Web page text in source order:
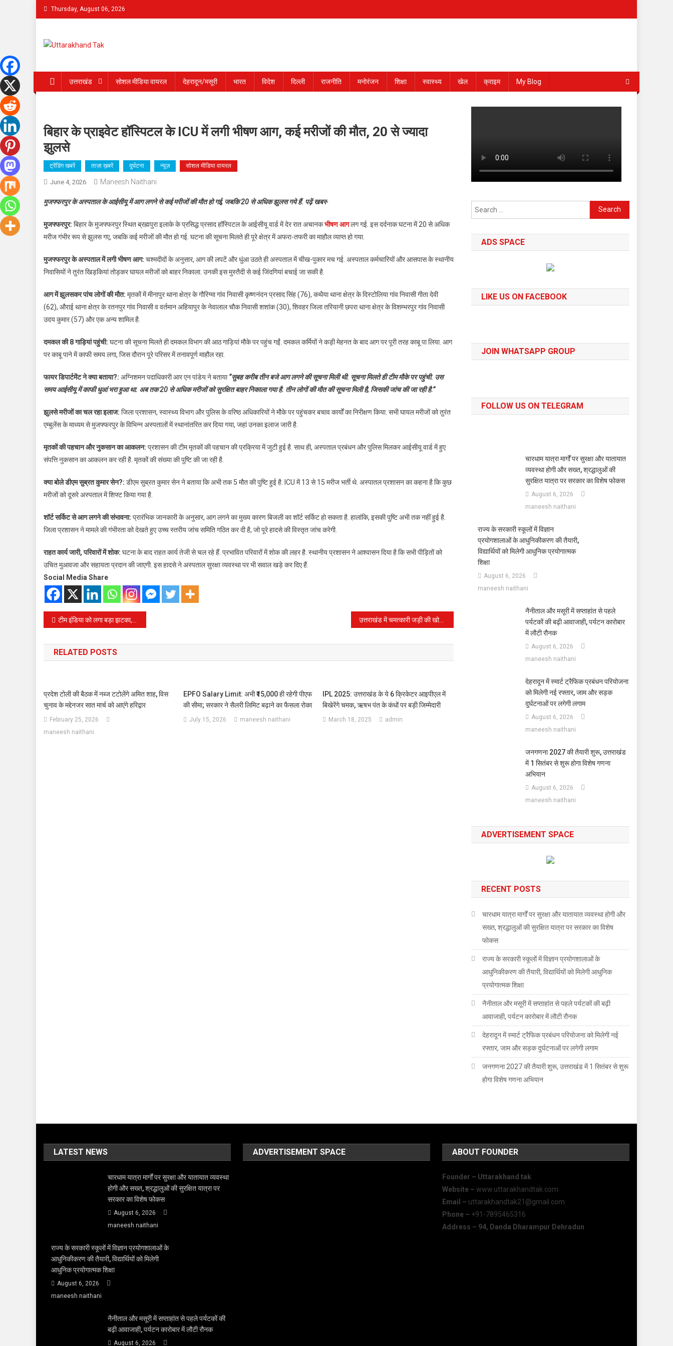
Skip
to
Thursday, August 06, 2026
उत्तराखंड सोशल मीडिया वायरल देहरादून/मसूरी भारत विदेश दिल्ली राजनीति मनोरंजन शिक्षा स्वास्थ्य खेल क्राइम My Blog
बिहार के प्राइवेट हॉस्पिटल के ICU में लगी भीषण आग, कई मरीजों की मौत, 20 से ज्यादा
झुलसे
ट्रेंडिंग खबरें ताज़ा ख़बरें दुर्घटना न्यूज़ सोशल मीडिया वायरल
June 4, 2026 Maneesh Naithani
मुजफ्फरपुर के अस्पताल के आईसीयू में आग लगने से कई मरीजों की मौत हो गई, जबकि 20 से अधिक झुलस गये हैं. पढ़ें खबर-
मुजफ्फरपुर: बिहार के मुजफ्फरपुर स्थित ब्रह्मपुरा इलाके के प्रसिद्ध प्रसाद हॉस्पिटल के आईसीयू वार्ड में देर रात अचानकभीषण आगलग गई. इस दर्दनाक घटना में 20 से अधिक
मरीज गंभीर रूप से झुलस गए, जबकि कई मरीजों की मौत हो गई. घटना की सूचना मिलते ही पूरे क्षेत्र में अफरा-तफरी का माहौल व्याप्त हो गया.
मुजफ्फरपुर के अस्पताल में लगी भीषण आग: चश्मदीदों के अनुसार, आग की लपटें और धुंआ उठते ही अस्पताल में चीख-पुकार मच गई. अस्पताल कर्मचारियों और आसपास के स्थानीय
निवासियों ने तुरंत खिड़कियां तोड़कर घायल मरीजों को बाहर निकाला. उनकी इस मुस्तैदी से कई जिंदगियां बचाई जा सकी है.
आग में झुलसकर पांच लोगों की मौत: मृतकों में मीनापुर थाना क्षेत्र के गौरिग्मा गांव निवासी कृष्णनंदन प्रसाद सिंह (76), कथैया थाना क्षेत्र के दिस्टोलिया गांव निवासी गीता देवी
(62), औराई थाना क्षेत्र के रतनपुर गांव निवासी व वर्तमान अहियापुर के नेवालाल चौक निवासी शशांक (30), शिवहर जिला तरियानी छपरा थाना क्षेत्र के विशम्भरपुर गांव निवासी
उदय कुमार (57) और एक अन्य शामिल है.
दमकल की 8 गाड़ियां पहुंची: घटना की सूचना मिलते ही दमकल विभाग की आठ गाड़ियां मौके पर पहुंच गईं. दमकल कर्मियों ने कड़ी मेहनत के बाद आग पर पूरी तरह काबू पा लिया. आग
पर काबू पाने में काफी समय लगा, जिस दौरान पूरे परिसर में तनावपूर्ण माहौल रहा.
फायर डिपार्टमेंट ने क्या बताया?: अग्निशमन पदाधिकारी आर एन पांडेय ने बताया”सुबह करीब तीन बजे आग लगने की सूचना मिली थी. सूचना मिलते ही टीम मौके पर पहुंची. उस
समय आईसीयू में काफी धुआं भरा हुआ था. अब तक 20 से अधिक मरीजों को सुरक्षित बाहर निकाला गया है. तीन लोगों की मौत की सूचना मिली है, जिसकी जांच की जा रही है.”
झुलसे मरीजों का चल रहा इलाज: जिला प्रशासन, स्वास्थ्य विभाग और पुलिस के वरिष्ठ अधिकारियों ने मौके पर पहुंचकर बचाव कार्यों का निरीक्षण किया. सभी घायल मरीजों को तुरंत
एम्बुलेंस के माध्यम से मुजफ्फरपुर के विभिन्न अस्पतालों में स्थानांतरित कर दिया गया, जहां उनका इलाज जारी है.
मृतकों की पहचान और नुकसान का आकलन: प्रशासन की टीम मृतकों की पहचान की प्रक्रिया में जुटी हुई है. साथ ही, अस्पताल प्रबंधन और पुलिस मिलकर आईसीयू वार्ड में हुए
संपत्ति नुकसान का आकलन कर रही है. मृतकों की संख्या की पुष्टि की जा रही है.
क्या बोले डीएम सुब्रत कुमार सेन?: डीएम सुब्रत कुमार सेन ने बताया कि अभी तक 5 मौत की पुष्टि हुई है. ICU में 13 से 15 मरीज भर्ती थे. अस्पातल प्रशासन का कहना है कि कुछ
मरीजों को दूसरे अस्पताल में शिफ्ट किया गया है.
शॉर्ट सर्किट से आग लगने की संभावना: प्रारंभिक जानकारी के अनुसार, आग लगने का मुख्य कारण बिजली का शॉर्ट सर्किट हो सकता है. हालांकि, इसकी पुष्टि अभी तक नहीं हुई है.
जिला प्रशासन ने मामले की गंभीरता को देखते हुए उच्च स्तरीय जांच समिति गठित कर दी है, जो पूरे हादसे की विस्तृत जांच करेगी.
राहत कार्य जारी, परिवारों में शोक: घटना के बाद राहत कार्य तेजी से चल रहे हैं. प्रभावित परिवारों में शोक की लहर है. स्थानीय प्रशासन ने आश्वासन दिया है कि सभी पीड़ितों को
उचित मुआवजा और सहायता प्रदान की जाएगी. इस हादसे ने अस्पताल सुरक्षा व्यवस्था पर भी सवाल खड़े कर दिए हैं.
Social Media Share
Post
navigation
टीम इंडिया को लगा बड़ा झटका, विराट कोहली ODI सीरीज से हुए बाहर उत्तराखंड में चमत्कारी जड़ी की खोज में निकले हजारों लोग, ₹20 लाख प्रति किलो बिकती है ‘हिमालयन वियाग्रा’
RELATED POSTS
प्रदेश टोली की बैठक में नब्ज टटोलेंगे अमित शाह, विस
चुनाव के मद्देनजर सात मार्च को आएंगे हरिद्वार
February 25, 2026
maneesh naithani
EPFO Salary Limit: अभी ₹15,000 ही रहेगी पीएफ
की सीमा; सरकार ने सैलरी लिमिट बढ़ाने का फैसला रोका
July 15, 2026 maneesh naithani
IPL 2025: उत्तराखंड के ये 6 क्रिकेटर आइपीएल में
बिखेरेंगे चमक, ऋषभ पंत के कंधों पर बड़ी जिम्मेदारी
March 18, 2025 admin
Search
for:
ADS SPACE
LIKE US ON FACEBOOK
JOIN WHATSAPP GROUP
FOLLOW US ON TELEGRAM
चारधाम यात्रा मार्गों पर सुरक्षा और यातायात
व्यवस्था होगी और सख्त, श्रद्धालुओं की
सुरक्षित यात्रा पर सरकार का विशेष फोकस
August 6, 2026
maneesh naithani
राज्य के सरकारी स्कूलों में विज्ञान
प्रयोगशालाओं के आधुनिकीकरण की तैयारी,
विद्यार्थियों को मिलेगी आधुनिक प्रयोगात्मक
शिक्षा
August 6, 2026
maneesh naithani
नैनीताल और मसूरी में सप्ताहांत से पहले
पर्यटकों की बढ़ी आवाजाही, पर्यटन कारोबार
में लौटी रौनक
August 6, 2026
maneesh naithani
देहरादून में स्मार्ट ट्रैफिक प्रबंधन परियोजना
को मिलेगी नई रफ्तार, जाम और सड़क
दुर्घटनाओं पर लगेगी लगाम
August 6, 2026
maneesh naithani
जनगणना 2027 की तैयारी शुरू, उत्तराखंड
में 1 सितंबर से शुरू होगा विशेष गणना
अभियान
August 6, 2026
maneesh naithani
ADVERTISEMENT SPACE
RECENT POSTS
चारधाम यात्रा मार्गों पर सुरक्षा और यातायात व्यवस्था होगी और
सख्त, श्रद्धालुओं की सुरक्षित यात्रा पर सरकार का विशेष
फोकस
राज्य के सरकारी स्कूलों में विज्ञान प्रयोगशालाओं के
आधुनिकीकरण की तैयारी, विद्यार्थियों को मिलेगी आधुनिक
प्रयोगात्मक शिक्षा
नैनीताल और मसूरी में सप्ताहांत से पहले पर्यटकों की बढ़ी
आवाजाही, पर्यटन कारोबार में लौटी रौनक
देहरादून में स्मार्ट ट्रैफिक प्रबंधन परियोजना को मिलेगी नई
रफ्तार, जाम और सड़क दुर्घटनाओं पर लगेगी लगाम
जनगणना 2027 की तैयारी शुरू, उत्तराखंड में 1 सितंबर से शुरू
होगा विशेष गणना अभियान
LATEST NEWS
चारधाम यात्रा मार्गों पर सुरक्षा और यातायात व्यवस्था
होगी और सख्त, श्रद्धालुओं की सुरक्षित यात्रा पर
सरकार का विशेष फोकस
August 6, 2026
maneesh naithani
राज्य के सरकारी स्कूलों में विज्ञान प्रयोगशालाओं के
आधुनिकीकरण की तैयारी, विद्यार्थियों को मिलेगी
आधुनिक प्रयोगात्मक शिक्षा
August 6, 2026
maneesh naithani
नैनीताल और मसूरी में सप्ताहांत से पहले पर्यटकों की
बढ़ी आवाजाही, पर्यटन कारोबार में लौटी रौनक
August 6, 2026
ADVERTISEMENT SPACE ABOUT FOUNDER
Founder – Uttarakhand tak
Website – www.uttarakhandtak.com
Email – uttarakhandtak21@gmail.com
Phone – +91-7895465316
Address – 94, Danda Dharampur Dehradun